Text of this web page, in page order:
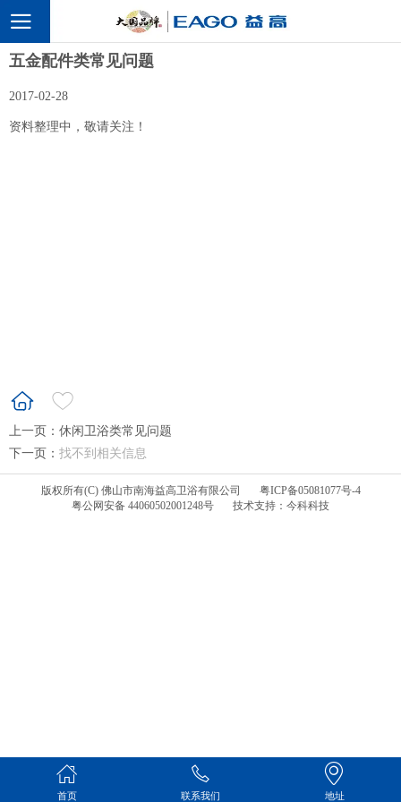
五金配件类常见问题
2017-02-28
资料整理中，敬请关注！
上一页： 休闲卫浴类常见问题
下一页： 找不到相关信息
版权所有(C) 佛山市南海益高卫浴有限公司
粤ICP备05081077号-4
粤公网安备 44060502001248号
技术支持：今科科技
首页 联系我们 地址